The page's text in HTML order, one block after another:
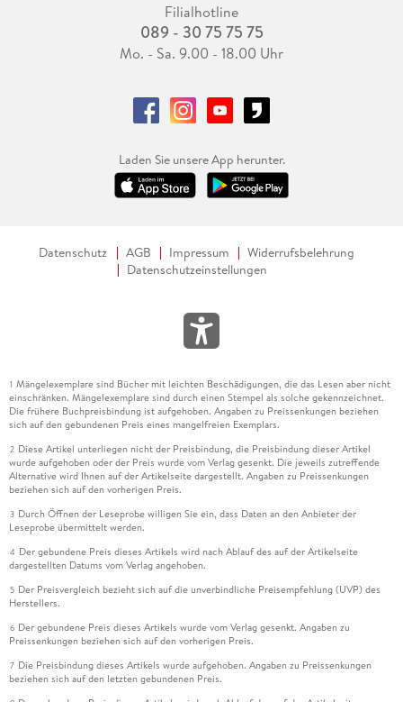
Filialhotline
089 - 30 75 75 75
Mo. - Sa. 9.00 - 18.00 Uhr
Laden Sie unsere App herunter.
Datenschutz AGB Impressum
Widerrufsbelehrung
Datenschutzeinstellungen
1 Mängelexemplare sind Bücher mit leichten Beschädigungen, die das Lesen aber nicht
einschränken. Mängelexemplare sind durch einen Stempel als solche gekennzeichnet.
Die frühere Buchpreisbindung ist aufgehoben. Angaben zu Preissenkungen beziehen
sich auf den gebundenen Preis eines mangelfreien Exemplars.
2 Diese Artikel unterliegen nicht der Preisbindung, die Preisbindung dieser Artikel
wurde aufgehoben oder der Preis wurde vom Verlag gesenkt. Die jeweils zutreffende
Alternative wird Ihnen auf der Artikelseite dargestellt. Angaben zu Preissenkungen
beziehen sich auf den vorherigen Preis.
3 Durch Öffnen der Leseprobe willigen Sie ein, dass Daten an den Anbieter der
Leseprobe übermittelt werden.
4 Der gebundene Preis dieses Artikels wird nach Ablauf des auf der Artikelseite
dargestellten Datums vom Verlag angehoben.
5 Der Preisvergleich bezieht sich auf die unverbindliche Preisempfehlung (UVP) des
Herstellers.
6 Der gebundene Preis dieses Artikels wurde vom Verlag gesenkt. Angaben zu
Preissenkungen beziehen sich auf den vorherigen Preis.
7 Die Preisbindung dieses Artikels wurde aufgehoben. Angaben zu Preissenkungen
beziehen sich auf den letzten gebundenen Preis.